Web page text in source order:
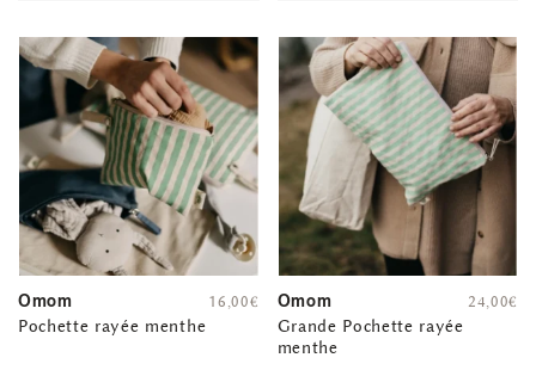
Omom
Pochette rayée menthe
16,00€ Omom
Grande Pochette rayée
menthe
24,00€